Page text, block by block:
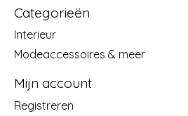
Categorieën
Interieur
Modeaccessoires & meer
Mijn account
Registreren